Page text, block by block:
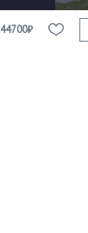
44700₽